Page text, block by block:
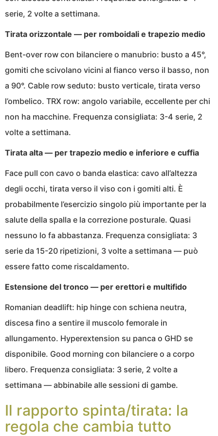
serie, 2 volte a settimana.
Tirata orizzontale — per romboidali e trapezio medio
Bent-over row con bilanciere o manubrio: busto a 45°,
gomiti che scivolano vicini al fianco verso il basso, non
a 90°. Cable row seduto: busto verticale, tirata verso
l’ombelico. TRX row: angolo variabile, eccellente per chi
non ha macchine. Frequenza consigliata: 3-4 serie, 2
volte a settimana.
Tirata alta — per trapezio medio e inferiore e cuffia
Face pull con cavo o banda elastica: cavo all’altezza
degli occhi, tirata verso il viso con i gomiti alti. È
probabilmente l’esercizio singolo più importante per la
salute della spalla e la correzione posturale. Quasi
nessuno lo fa abbastanza. Frequenza consigliata: 3
serie da 15-20 ripetizioni, 3 volte a settimana — può
essere fatto come riscaldamento.
Estensione del tronco — per erettori e multifido
Romanian deadlift: hip hinge con schiena neutra,
discesa fino a sentire il muscolo femorale in
allungamento. Hyperextension su panca o GHD se
disponibile. Good morning con bilanciere o a corpo
libero. Frequenza consigliata: 3 serie, 2 volte a
settimana — abbinabile alle sessioni di gambe.
Il rapporto spinta/tirata: la
regola che cambia tutto